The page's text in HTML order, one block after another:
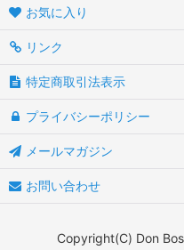
お気に入り
リンク
特定商取引法表示
プライバシーポリシー
メールマガジン
お問い合わせ
Copyright(C) Don